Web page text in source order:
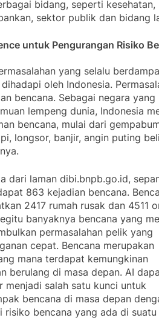
bidang, seperti kesehatan,
sektor publik dan bidang
untuk Pengurangan Risiko
yang selalu
oleh Indonesia.
bencana. Sebagai negara yang
lempeng dunia, Indonesia
bencana, mulai dari
longsor, banjir, angin puting
dari laman dibi.bnpb.go.id,
863 kejadian bencana.
2417 rumah rusak dan 4511
banyaknya bencana yang
permasalahan pelik yang
cepat. Bencana merupakan
mana terdapat kemungkinan
berulang di masa depan. AI
menjadi salah satu kunci untuk
bencana di masa depan
risiko bencana yang ada di suatu